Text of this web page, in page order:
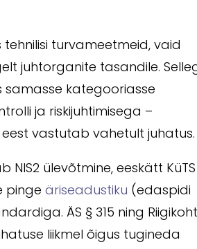
tehnilisi turvameetmeid, vaid
juhtorganite tasandile.
kategooriasse
ja riskijuhtimisega –
vastutab vahetult juhatus.
NIS2 ülevõtmine, eeskätt KüTS
pingeäriseadustiku (edaspidi
ÄS § 315 ning
liikmel õigus tugineda